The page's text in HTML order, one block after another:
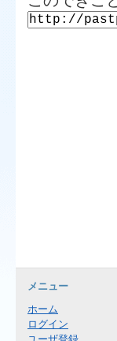
メニュー
ホーム
ログイン